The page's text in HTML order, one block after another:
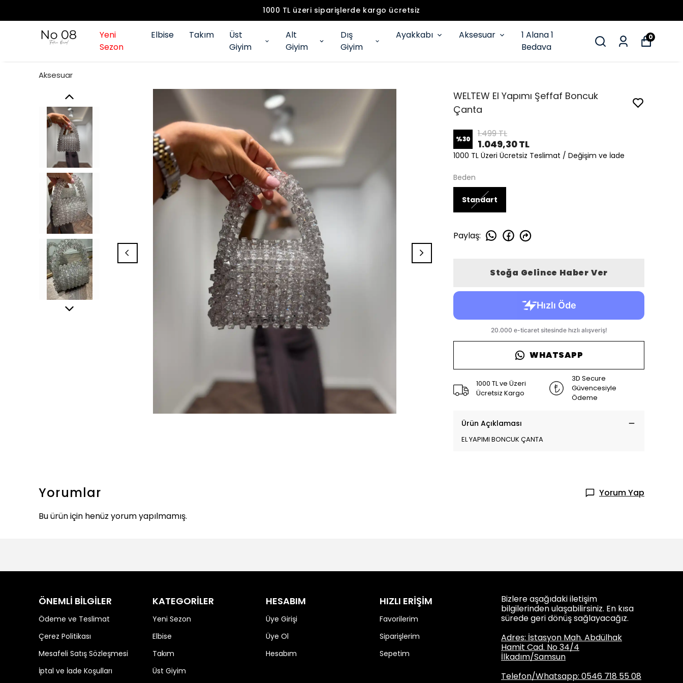
1000 TL üzeri siparişlerde kargo ücretsiz
Yeni
Sezon
Elbise Takım
Üst
Giyim
Alt
Giyim
Dış
Giyim
Ayakkabı Aksesuar
1 Alana 1
Bedava
0
Aksesuar
WELTEW El Yapımı Şeffaf Boncuk
Çanta
%30 1.499 TL
1.049,30 TL
1000 TL Üzeri Ücretsiz Teslimat / Değişim ve İade
Beden
Standart
Paylaş:
Stoğa Gelince Haber Ver
WHATSAPP
1000 TL ve Üzeri
Ücretsiz Kargo
3D Secure
Güvencesiyle
Ödeme
Ürün Açıklaması
EL YAPIMI BONCUK ÇANTA
Yorumlar
Yorum Yap
Bu ürün için henüz yorum yapılmamış.
ÖNEMLİ BİLGİLER
Ödeme ve Teslimat
Çerez Politikası
Mesafeli Satış Sözleşmesi
İptal ve İade Koşulları
KATEGORİLER
Yeni Sezon
Elbise
Takım
Üst Giyim
HESABIM
Üye Girişi
Üye Ol
Hesabım
HIZLI ERİŞİM
Favorilerim
Siparişlerim
Sepetim
Bizlere aşağıdaki iletişim
bilgilerinden ulaşabilirsiniz. En kısa
sürede geri dönüş sağlayacağız.
Adres: İstasyon Mah. Abdülhak
Hamit Cad. No 34/4
İlkadım/Samsun
Telefon/Whatsapp: 0546 718 55 08